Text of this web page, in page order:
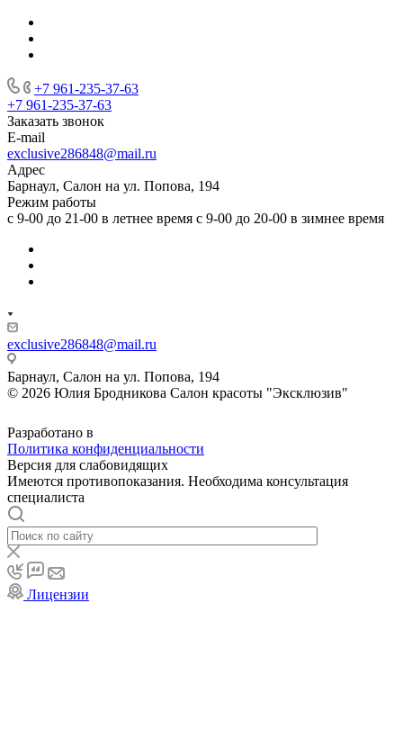
+7 961-235-37-63
+7 961-235-37-63
Заказать звонок
E-mail
exclusive286848@mail.ru
Адрес
Барнаул, Салон на ул. Попова, 194
Режим работы
с 9-00 до 21-00 в летнее время с 9-00 до 20-00 в зимнее время
exclusive286848@mail.ru
Барнаул, Салон на ул. Попова, 194
© 2026 Юлия Бродникова Салон красоты "Эксклюзив"
Разработано в
Политика конфиденциальности
Версия для слабовидящих
Имеются противопоказания. Необходима консультация
специалиста
Лицензии